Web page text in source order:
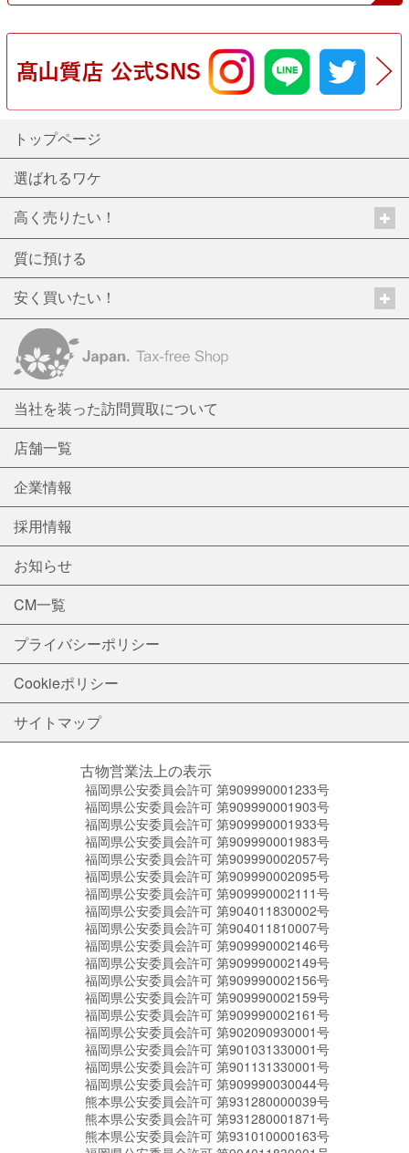
トップページ
選ばれるワケ
高く売りたい！
質に預ける
安く買いたい！
当社を装った訪問買取について
店舗一覧
企業情報
採用情報
お知らせ
CM一覧
プライバシーポリシー
Cookieポリシー
サイトマップ
古物営業法上の表示
福岡県公安委員会許可 第909990001233号
福岡県公安委員会許可 第909990001903号
福岡県公安委員会許可 第909990001933号
福岡県公安委員会許可 第909990001983号
福岡県公安委員会許可 第909990002057号
福岡県公安委員会許可 第909990002095号
福岡県公安委員会許可 第909990002111号
福岡県公安委員会許可 第904011830002号
福岡県公安委員会許可 第904011810007号
福岡県公安委員会許可 第909990002146号
福岡県公安委員会許可 第909990002149号
福岡県公安委員会許可 第909990002156号
福岡県公安委員会許可 第909990002159号
福岡県公安委員会許可 第909990002161号
福岡県公安委員会許可 第902090930001号
福岡県公安委員会許可 第901031330001号
福岡県公安委員会許可 第901131330001号
福岡県公安委員会許可 第909990030044号
熊本県公安委員会許可 第931280000039号
熊本県公安委員会許可 第931280001871号
熊本県公安委員会許可 第931010000163号